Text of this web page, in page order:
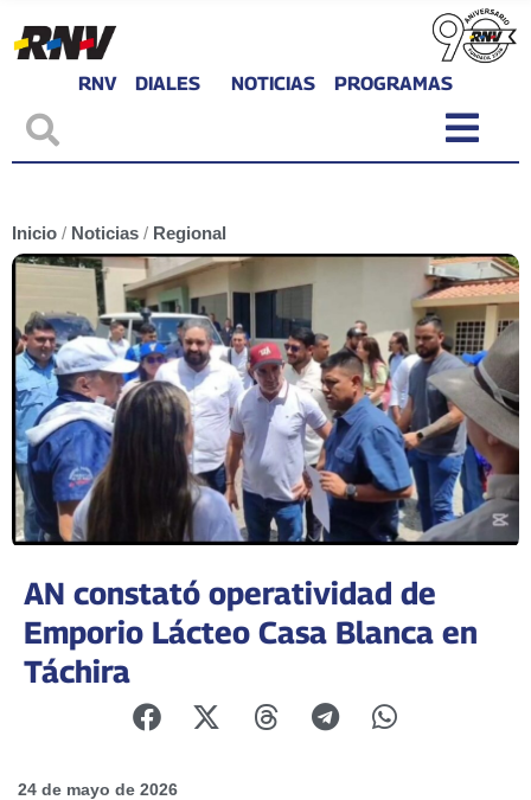
RNV DIALES NOTICIAS PROGRAMAS
Inicio / Noticias / Regional
AN constató operatividad de
Emporio Lácteo Casa Blanca en
Táchira
24 de mayo de 2026